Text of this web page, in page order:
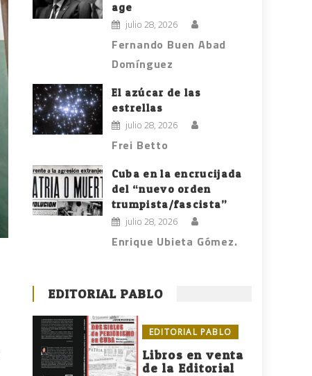
age
julio 28, 2026
Fernando Buen Abad
Domínguez
El azúcar de las
estrellas
julio 28, 2026
Frei Betto
Cuba en la encrucijada
del “nuevo orden
trumpista/fascista”
julio 28, 2026
Enrique Ubieta Gómez.
EDITORIAL PABLO
EDITORIAL PABLO
Libros en venta
de la Editorial